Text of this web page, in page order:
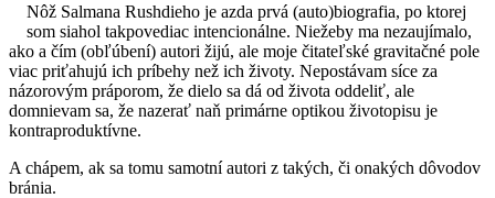
Nôž Salmana Rushdieho je azda prvá (auto)biografia, po ktorej
som siahol takpovediac intencionálne. Niežeby ma nezaujímalo,
ako a čím (obľúbení) autori žijú, ale moje čitateľské gravitačné pole
viac priťahujú ich príbehy než ich životy. Nepostávam síce za
názorovým práporom, že dielo sa dá od života oddeliť, ale
domnievam sa, že nazerať naň primárne optikou životopisu je
kontraproduktívne.
A chápem, ak sa tomu samotní autori z takých, či onakých dôvodov
bránia.